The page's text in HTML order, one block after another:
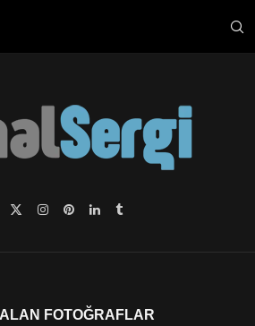
FOTOĞRAFLAR